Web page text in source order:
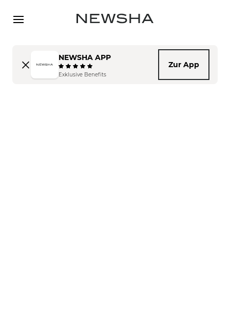
NEWSHA APP
Exklusive Benefits
Zur App